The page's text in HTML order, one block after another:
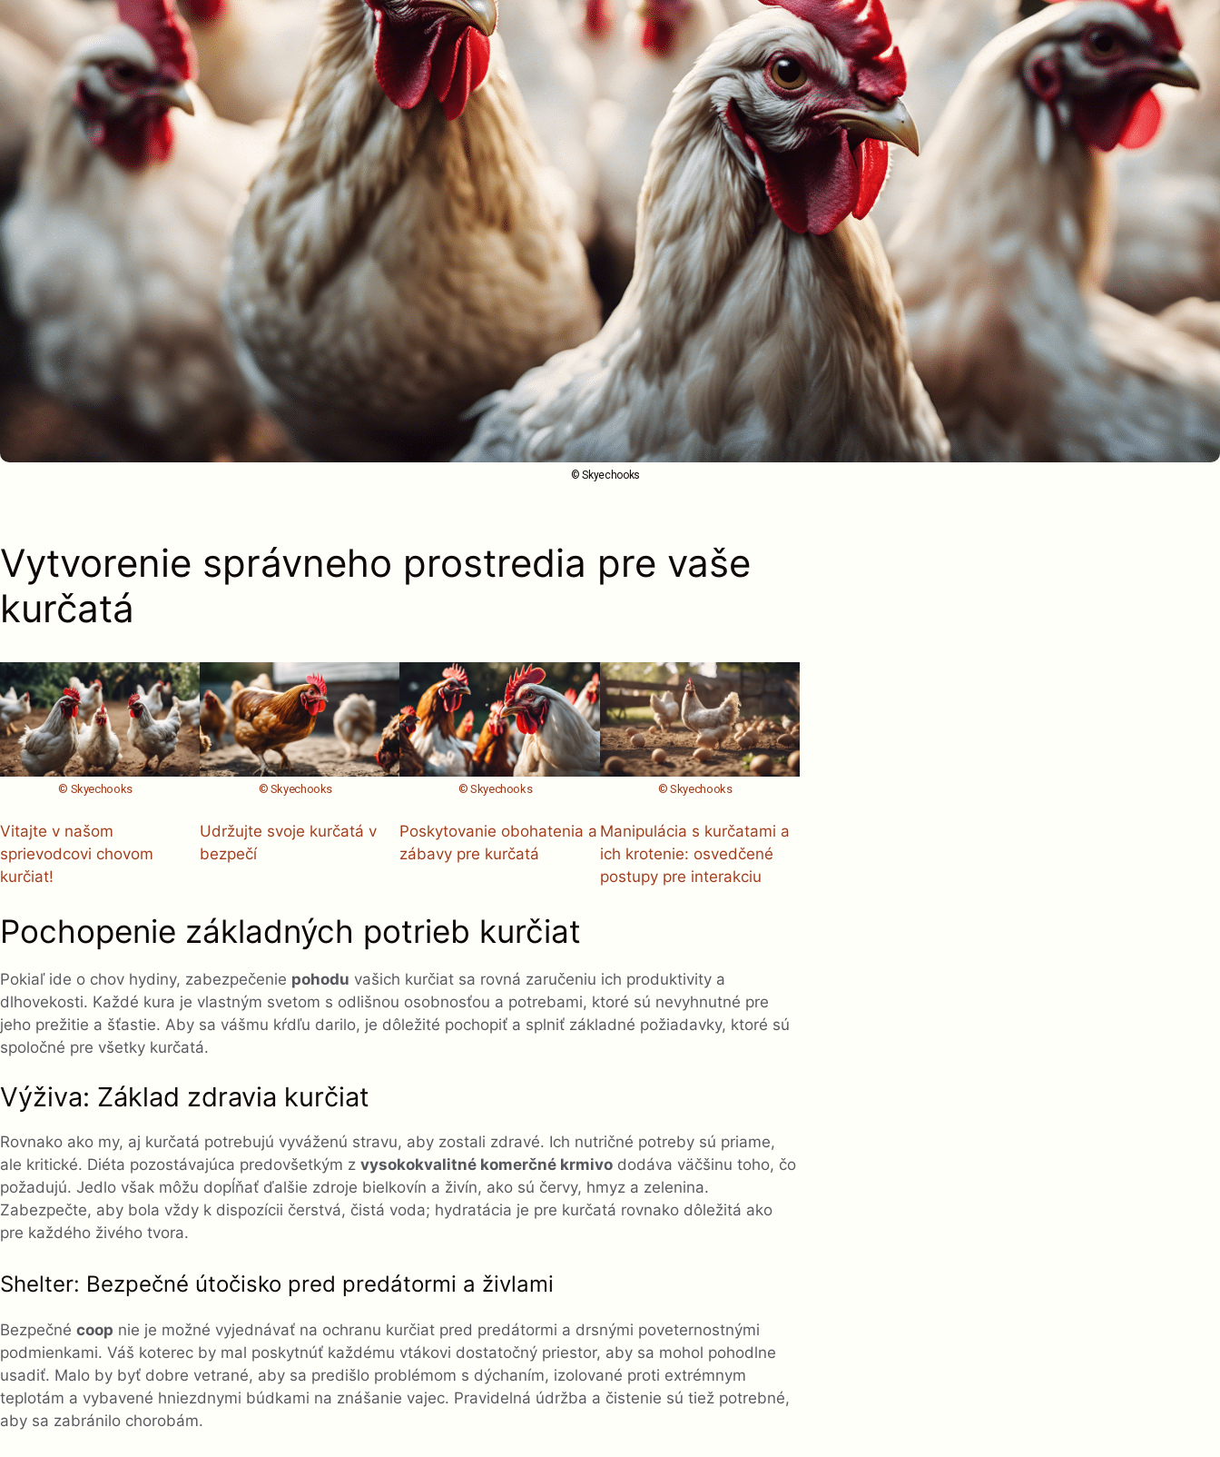
© Skyechooks
Vytvorenie správneho prostredia pre vaše
kurčatá
© Skyechooks
Vitajte v našom
sprievodcovi chovom
kurčiat!
© Skyechooks
Udržujte svoje kurčatá v
bezpečí
© Skyechooks
Poskytovanie obohatenia a
zábavy pre kurčatá
© Skyechooks
Manipulácia s kurčatami a
ich krotenie: osvedčené
postupy pre interakciu
Pochopenie základných potrieb kurčiat
Pokiaľ ide o chov hydiny, zabezpečenie pohodu vašich kurčiat sa rovná zaručeniu ich produktivity a
dlhovekosti. Každé kura je vlastným svetom s odlišnou osobnosťou a potrebami, ktoré sú nevyhnutné pre
jeho prežitie a šťastie. Aby sa vášmu kŕdľu darilo, je dôležité pochopiť a splniť základné požiadavky, ktoré sú
spoločné pre všetky kurčatá.
Výživa: Základ zdravia kurčiat
Rovnako ako my, aj kurčatá potrebujú vyváženú stravu, aby zostali zdravé. Ich nutričné ​​potreby sú priame,
ale kritické. Diéta pozostávajúca predovšetkým z vysokokvalitné komerčné krmivo dodáva väčšinu toho, čo
požadujú. Jedlo však môžu dopĺňať ďalšie zdroje bielkovín a živín, ako sú červy, hmyz a zelenina.
Zabezpečte, aby bola vždy k dispozícii čerstvá, čistá voda; hydratácia je pre kurčatá rovnako dôležitá ako
pre každého živého tvora.
Shelter: Bezpečné útočisko pred predátormi a živlami
Bezpečné coop nie je možné vyjednávať na ochranu kurčiat pred predátormi a drsnými poveternostnými
podmienkami. Váš koterec by mal poskytnúť každému vtákovi dostatočný priestor, aby sa mohol pohodlne
usadiť. Malo by byť dobre vetrané, aby sa predišlo problémom s dýchaním, izolované proti extrémnym
teplotám a vybavené hniezdnymi búdkami na znášanie vajec. Pravidelná údržba a čistenie sú tiež potrebné,
aby sa zabránilo chorobám.